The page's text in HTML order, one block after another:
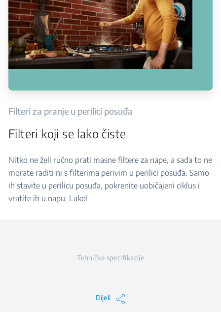
Filteri za pranje u perilici posuđa
Filteri koji se lako čiste
Nitko ne želi ručno prati masne filtere za nape, a sada to ne
morate raditi ni s filterima perivim u perilici posuđa. Samo
ih stavite u perilicu posuđa, pokrenite uobičajeni ciklus i
vratite ih u napu. Lako!
Tehničke specifikacije
Dijeli